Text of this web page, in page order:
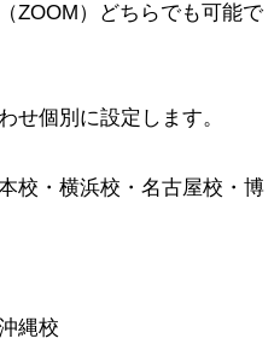
ZOOM）どちらでも可能で
個別に設定します。
校・横浜校・名古屋校・博
縄校